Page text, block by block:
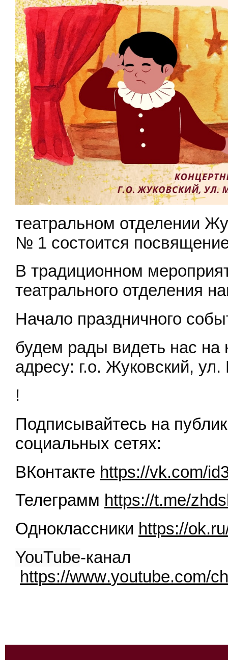
театральном отделении
№ 1 состоится
В традиционном
театрального отделения
Начало праздничного
будем рады видеть нас на
адресу: г.о. Жуковский,
!
Подписывайтесь на
социальных сетях:
ВКонтакте https://vk.com/
Телеграмм https://t.me/
Одноклассники https://
YouTube-канал
https://www.youtube.com/